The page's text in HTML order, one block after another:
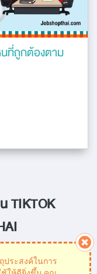
ประสงค์ในการ
ที่ถูกต้องตาม
TIKTOK
ำหรับคนยุคใหม่!